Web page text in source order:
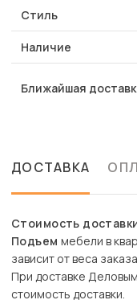
Стиль
Наличие
Ближайшая
ДОСТАВКА
Стоимость
Подъем мебели в
зависит от веса заказа.
При доставке
стоимость доставки.